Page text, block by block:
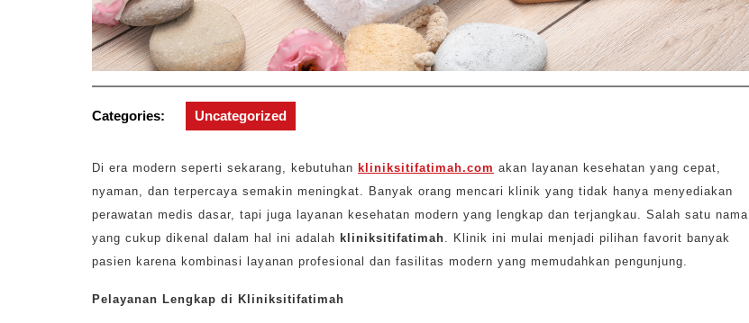
Categories: Uncategorized
Di era modern seperti sekarang, kebutuhan kliniksitifatimah.com akan layanan kesehatan yang cepat,
nyaman, dan terpercaya semakin meningkat. Banyak orang mencari klinik yang tidak hanya menyediakan
perawatan medis dasar, tapi juga layanan kesehatan modern yang lengkap dan terjangkau. Salah satu nama
yang cukup dikenal dalam hal ini adalah kliniksitifatimah. Klinik ini mulai menjadi pilihan favorit banyak
pasien karena kombinasi layanan profesional dan fasilitas modern yang memudahkan pengunjung.
Pelayanan Lengkap di Kliniksitifatimah